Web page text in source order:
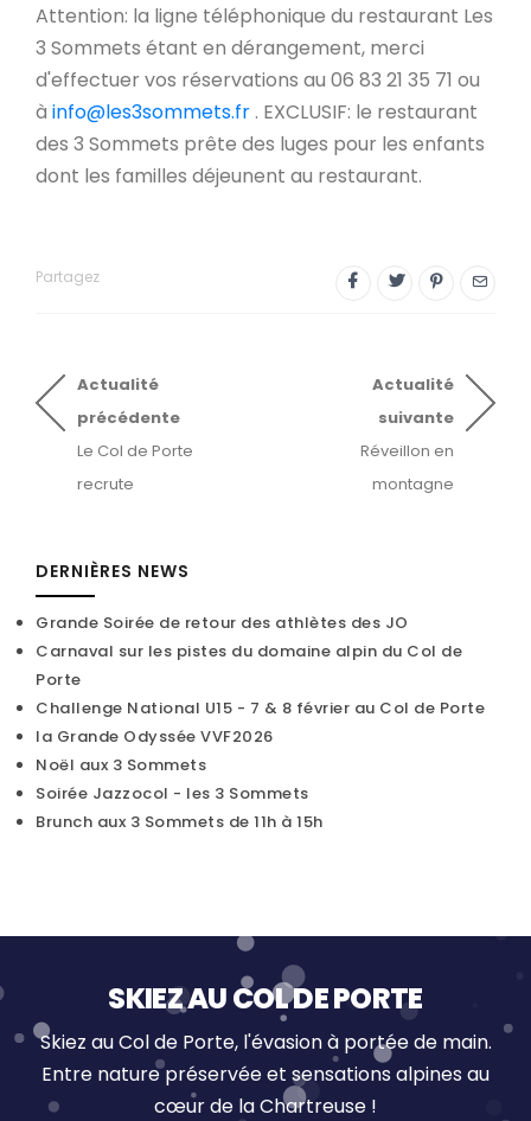
Attention: la ligne téléphonique du restaurant Les
3 Sommets étant en dérangement, merci
d'effectuer vos réservations au 06 83 21 35 71 ou
à info@les3sommets.fr . EXCLUSIF: le restaurant
des 3 Sommets prête des luges pour les enfants
dont les familles déjeunent au restaurant.
Partagez
Actualité
précédente
Le Col de Porte
recrute
Actualité
suivante
Réveillon en
montagne
DERNIÈRES NEWS
Grande Soirée de retour des athlètes des JO
Carnaval sur les pistes du domaine alpin du Col de
Porte
Challenge National U15 - 7 & 8 février au Col de Porte
la Grande Odyssée VVF2026
Noël aux 3 Sommets
Soirée Jazzocol - les 3 Sommets
Brunch aux 3 Sommets de 11h à 15h
SKIEZ AU COL DE PORTE
Skiez au Col de Porte, l'évasion à portée de main.
Entre nature préservée et sensations alpines au
cœur de la Chartreuse !